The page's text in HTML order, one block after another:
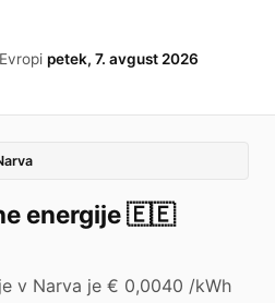
petek, 7. avgust 2026
energije🇪🇪
v Narva je € 0,0040 /kWh